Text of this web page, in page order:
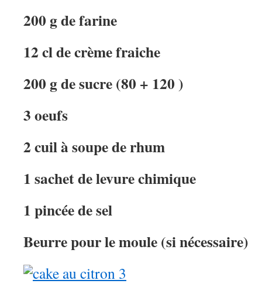
200 g de farine
12 cl de crème fraiche
200 g de sucre (80 + 120 )
3 oeufs
2 cuil à soupe de rhum
1 sachet de levure chimique
1 pincée de sel
Beurre pour le moule (si nécessaire)